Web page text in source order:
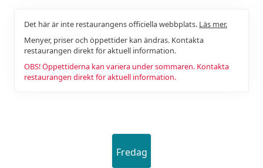
Det här är inte restaurangens officiella webbplats. Läs mer.
Menyer, priser och öppettider kan ändras. Kontakta
restaurangen direkt för aktuell information.
OBS! Öppettiderna kan variera under sommaren. Kontakta
restaurangen direkt för aktuell information.
Fredag